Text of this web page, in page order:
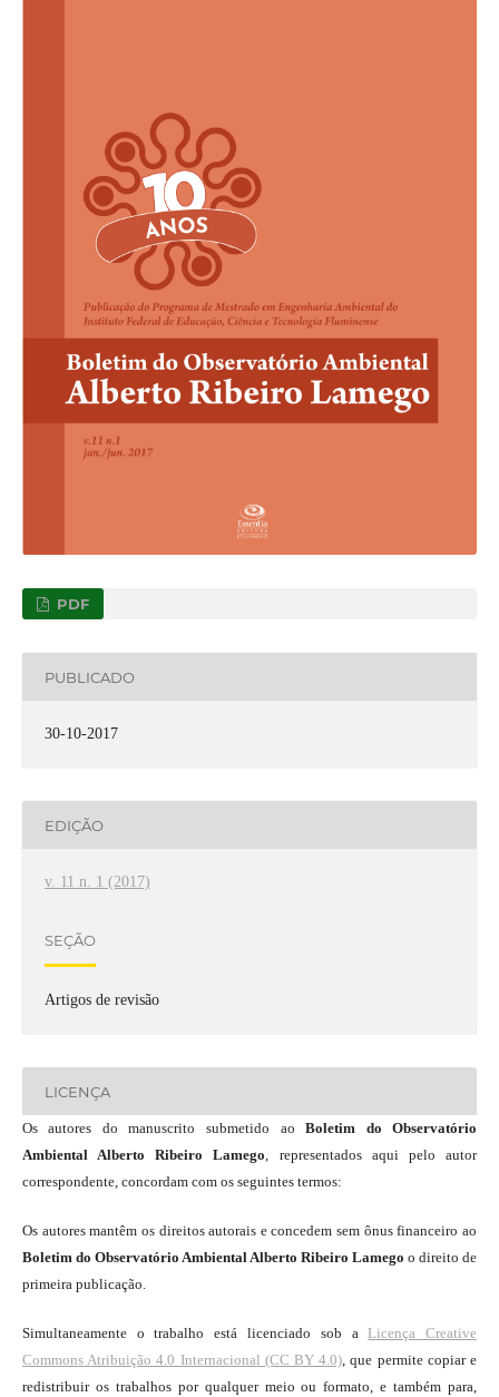
PDF
PUBLICADO
30-10-2017
EDIÇÃO
v. 11 n. 1 (2017)
SEÇÃO
Artigos de revisão
LICENÇA
Os autores do manuscrito submetido aoBoletim do Observatório
Ambiental Alberto Ribeiro Lamego, representados aqui pelo autor
correspondente, concordam com os seguintes termos:
Os autores mantêm os direitos autorais e concedem sem ônus financeiro ao
Boletim do Observatório Ambiental Alberto Ribeiro Lamegoo direito de
primeira publicação.
Simultaneamente o trabalho está licenciado sob a Licença Creative
Commons Atribuição 4.0 Internacional (CC BY 4.0), que permite copiar e
redistribuir os trabalhos por qualquer meio ou formato, e também para,